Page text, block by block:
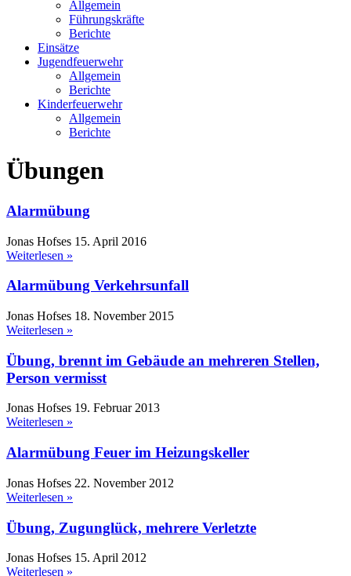
Allgemein
Führungs­kräfte
Berichte
Einsätze
Jugend­feuerwehr
Allgemein
Berichte
Kinder­feuerwehr
Allgemein
Berichte
Übungen
Alarmübung
Jonas Hofses 15. April 2016
Weiterlesen »
Alarmübung Verkehrsunfall
Jonas Hofses 18. November 2015
Weiterlesen »
Übung, brennt im Gebäude an mehreren Stellen,
Person vermisst
Jonas Hofses 19. Februar 2013
Weiterlesen »
Alarmübung Feuer im Heizungskeller
Jonas Hofses 22. November 2012
Weiterlesen »
Übung, Zugunglück, mehrere Verletzte
Jonas Hofses 15. April 2012
Weiterlesen »